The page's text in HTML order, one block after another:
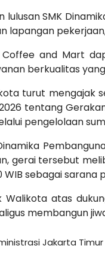
lulusan SMK
lapangan
and Mart
berkualitas
turut mengajak
tentang
pengelolaan
gerai tersebut
WIB sebagai
Walikota atas
membangun
Jakarta Timur